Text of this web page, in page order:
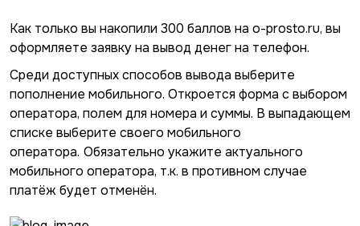
Как только вы накопили 300 баллов на o-prosto.ru, вы
оформляете заявку на вывод денег на телефон.
Среди доступных способов вывода выберите
пополнение мобильного. Откроется форма с выбором
оператора, полем для номера и суммы. В выпадающем
списке выберите своего мобильного
оператора. Обязательно укажите актуального
мобильного оператора, т.к. в противном случае
платёж будет отменён.